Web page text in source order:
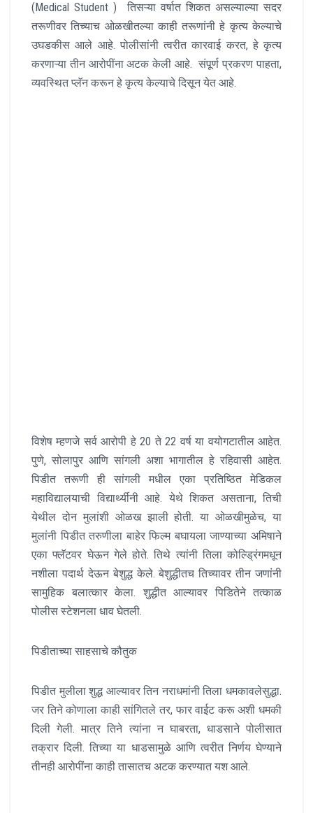
(Medical Student ) तिसऱ्या वर्षात शिकत असल्याल्या सदर
तरूणीवर तिच्याच ओळखीतल्या काही तरूणांनी हे कृत्य केल्याचे
उघडकीस आले आहे. पोलीसांनी त्वरीत कारवाई करत, हे कृत्य
करणाऱ्या तीन आरोपींना अटक केली आहे. संपूर्ण प्रकरण पाहता,
व्यवस्थित प्लॅन करून हे कृत्य केल्याचे दिसून येत आहे.
विशेष म्हणजे सर्व आरोपी हे 20 ते 22 वर्ष या वयोगटातील आहेत.
पुणे, सोलापुर आणि सांगली अशा भागातील हे रहिवासी आहेत.
पिडीत तरूणी ही सांगली मधील एका प्रतिष्ठित मेडिकल
महाविद्यालयाची विद्यार्थ्यीनी आहे. येथे शिकत असताना, तिची
येथील दोन मुलांशी ओळख झाली होती. या ओळखीमुळेच, या
मुलांनी पिडीत तरुणीला बाहेर फिल्म बघायला जाण्याच्या अमिषाने
एका फ्लॅटवर घेऊन गेले होते. तिथे त्यांनी तिला कोल्ड्रिंगमधून
नशीला पदार्थ देऊन बेशुद्ध केले. बेशुद्धीतच तिच्यावर तीन जणांनी
सामुहिक बलात्कार केला. शुद्धीत आल्यावर पिडितेने तत्काळ
पोलीस स्टेशनला धाव घेतली.
पिडीताच्या साहसाचे कौतुक
पिडीत मुलीला शुद्ध आल्यावर तिन नराधमांनी तिला धमकावलेसुद्धा.
जर तिने कोणाला काही सांगितले तर, फार वाईट करू अशी धमकी
दिली गेली. मात्र तिने त्यांना न घाबरता, धाडसाने पोलीसात
तक्रार दिली. तिच्या या धाडसामुळे आणि त्वरीत निर्णय घेण्याने
तीनही आरोपींना काही तासातच अटक करण्यात यश आले.